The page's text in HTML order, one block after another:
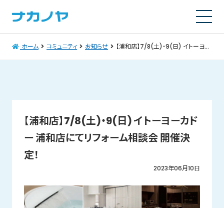
ホーム コミュニティ お知らせ 【浦和店】7/8(土)・9(日) イトーヨーカドー 浦和店にてリフォーム相談会 開催決定！
【浦和店】7/8(土)・9(日) イトーヨーカド
ー 浦和店にてリフォーム相談会 開催決
定！
2023年06月10日